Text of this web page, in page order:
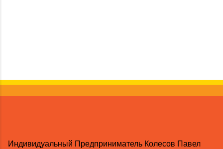
Индивидуальный Предприниматель Колесов Павел